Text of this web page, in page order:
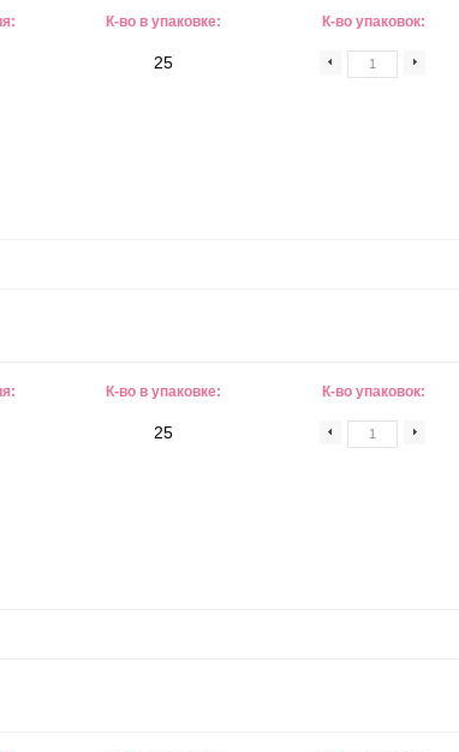
К-во в упаковке: К-во упаковок:
25
К-во в упаковке: К-во упаковок:
25